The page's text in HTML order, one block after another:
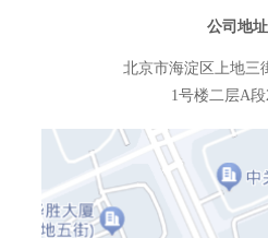
公司地址
北京市海淀区上地三
1号楼二层A段